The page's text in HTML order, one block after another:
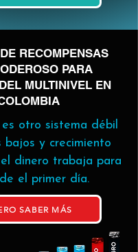
RECOMPENSAS
PARA
MULTINIVEL EN
otro sistema débil
bajos y crecimiento
dinero trabaja para
el primer día.
SABER MÁS